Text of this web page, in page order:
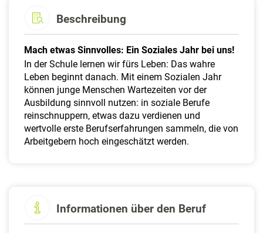
Beschreibung
Mach etwas Sinnvolles: Ein Soziales Jahr bei uns!
In der Schule lernen wir fürs Leben: Das wahre
Leben beginnt danach. Mit einem Sozialen Jahr
können junge Menschen Wartezeiten vor der
Ausbildung sinnvoll nutzen: in soziale Berufe
reinschnuppern, etwas dazu verdienen und
wertvolle erste Berufserfahrungen sammeln, die von
Arbeitgebern hoch eingeschätzt werden.
Informationen über den Beruf